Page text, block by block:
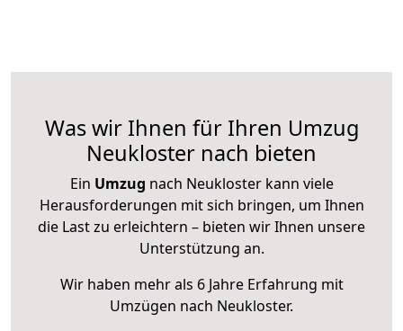
Was wir Ihnen für Ihren Umzug
Neukloster nach bieten
Ein Umzug nach Neukloster kann viele
Herausforderungen mit sich bringen, um Ihnen
die Last zu erleichtern – bieten wir Ihnen unsere
Unterstützung an.
Wir haben mehr als 6 Jahre Erfahrung mit
Umzügen nach Neukloster.